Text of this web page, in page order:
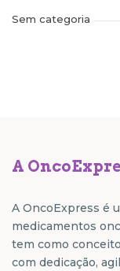
Sem categoria
A
A OncoExpress é
medicamentos
tem como
com dedicação,